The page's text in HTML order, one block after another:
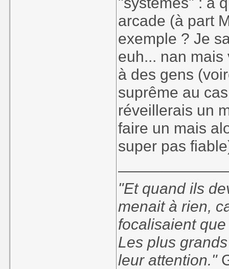
arcade (à part
exemple ? Je
euh... nan
à des gens
suprême au
réveillerais un
faire un mais
super pas
"Et quand ils
menait à rien,
focalisaient
Les plus
leur attention."